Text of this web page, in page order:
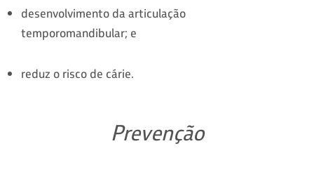
desenvolvimento da articulação
temporomandibular; e
reduz o risco de cárie.
Prevenção